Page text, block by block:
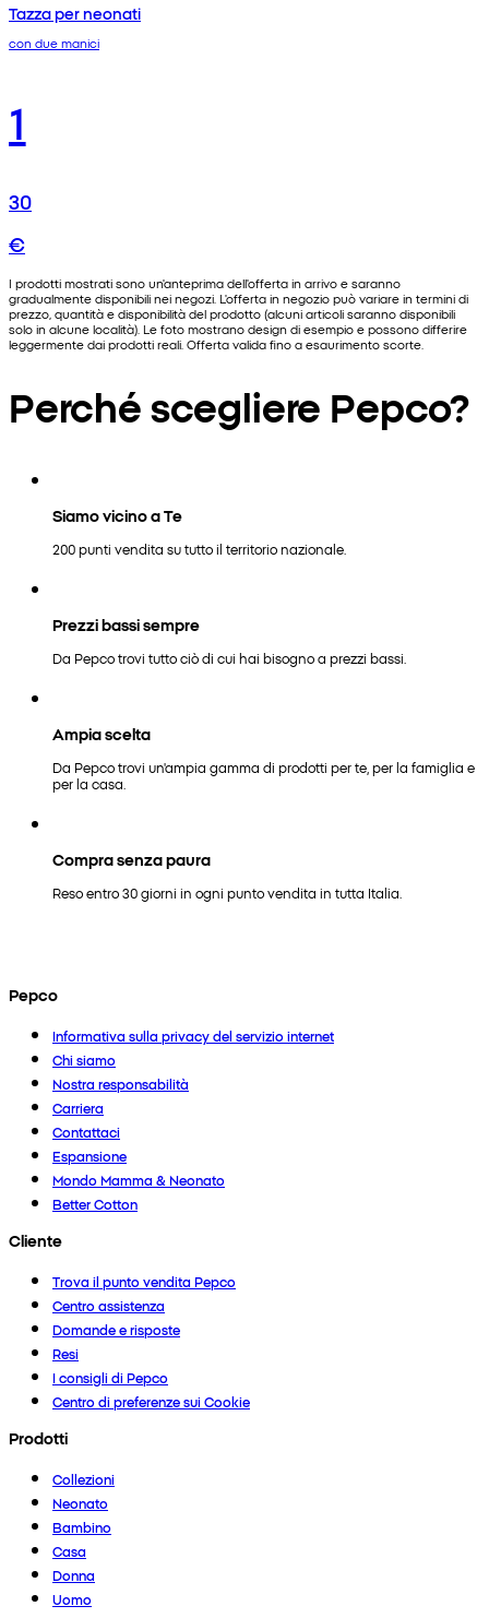
Tazza per neonati
con due manici
1
30
€
I prodotti mostrati sono un'anteprima dell'offerta in arrivo e saranno
gradualmente disponibili nei negozi. L'offerta in negozio può variare in termini di
prezzo, quantità e disponibilità del prodotto (alcuni articoli saranno disponibili
solo in alcune località). Le foto mostrano design di esempio e possono differire
leggermente dai prodotti reali. Offerta valida fino a esaurimento scorte.
Perché scegliere Pepco?
Siamo vicino a Te
200 punti vendita su tutto il territorio nazionale.
Prezzi bassi sempre
Da Pepco trovi tutto ciò di cui hai bisogno a prezzi bassi.
Ampia scelta
Da Pepco trovi un'ampia gamma di prodotti per te, per la famiglia e
per la casa.
Compra senza paura
Reso entro 30 giorni in ogni punto vendita in tutta Italia.
Pepco
Informativa sulla privacy del servizio internet
Chi siamo
Nostra responsabilità
Carriera
Contattaci
Espansione
Mondo Mamma & Neonato
Better Cotton
Cliente
Trova il punto vendita Pepco
Centro assistenza
Domande e risposte
Resi
I consigli di Pepco
Centro di preferenze sui Cookie
Prodotti
Collezioni
Neonato
Bambino
Casa
Donna
Uomo